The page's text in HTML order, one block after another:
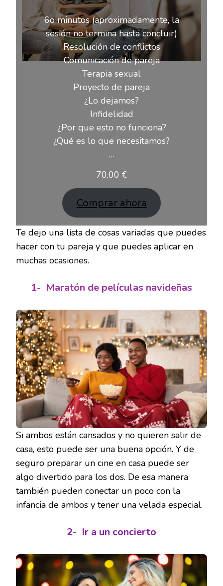
6o minutos (aproximadamente, la
sesión no termina hasta concluir)
Resolución de conflictos
Comunicación de pareja
Terapia sexual
Proyecto de pareja
¿Lo dejamos?
Infidelidad
¿Por que esto no funciona?
¿Qué es lo que necesitamos?
…
70,00 €
Comprar ahora
Te dejo una lista de cosas variadas que puedes
hacer con tu pareja y que puedes aplicar en
muchas ocasiones.
1- Maratón de películas navideñas
Si ambos están cansados y no quieren salir de
casa, esto puede ser una buena opción. Y de
seguro preparar un cine en casa puede ser
algo divertido para los dos. De esa manera
también pueden conectar un poco con la
infancia de ambos y tener una velada especial.
2- Ir a un concierto